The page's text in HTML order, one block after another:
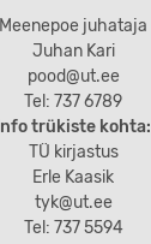
Meenepoe juhataja
Juhan Kari
pood@ut.ee
Tel: 737 6789
Info trükiste kohta:
TÜ kirjastus
Erle Kaasik
tyk@ut.ee
Tel: 737 5594